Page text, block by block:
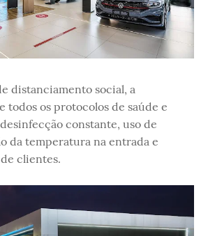
distanciamento social, a
todos os protocolos de saúde e
constante, uso de
da temperatura na entrada e
clientes.